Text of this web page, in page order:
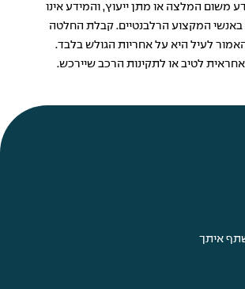
משום המלצה או מתן ייעוץ, והמידע אינו
באנשי המקצוע הרלבנטיים. קבלת החלטה
לעיל היא על אחריות הגולש בלבד.
אחראית לטיב או לתקינות הרכב שיירכש.
איתך